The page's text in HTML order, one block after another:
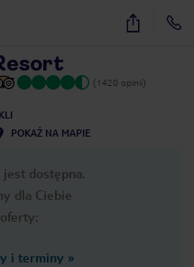
32
(1420 opinii)
POKAŻ NA MAPIE
dostępna.
dla Ciebie
i terminy »